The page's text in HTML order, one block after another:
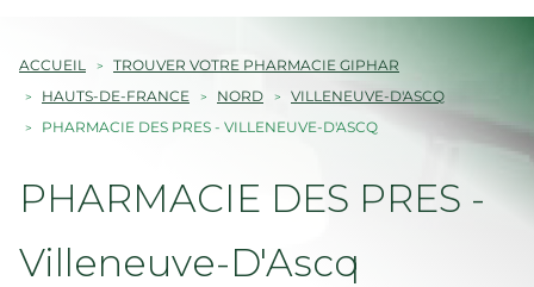
ACCUEIL
TROUVER VOTRE PHARMACIE GIPHAR
HAUTS-DE-FRANCE
NORD
VILLENEUVE-D'ASCQ
PHARMACIE DES PRES - VILLENEUVE-D'ASCQ
PHARMACIE DES PRES -
Villeneuve-D'Ascq